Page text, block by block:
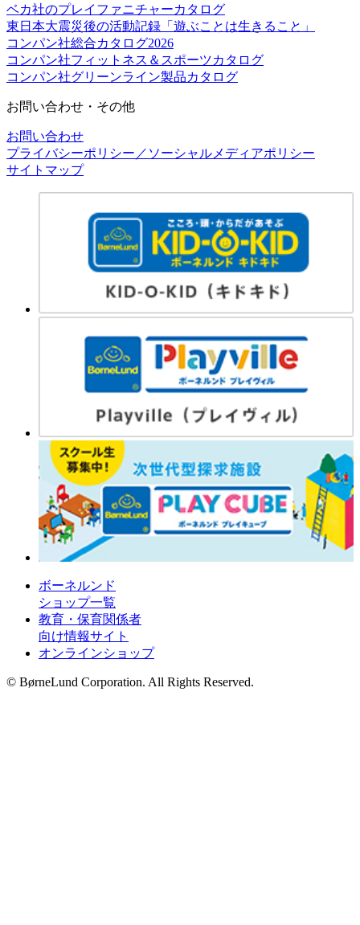
ベカ社のプレイファニチャーカタログ
東日本大震災後の活動記録「遊ぶことは生きること」
コンパン社総合カタログ2026
コンパン社フィットネス＆スポーツカタログ
コンパン社グリーンライン製品カタログ
お問い合わせ・その他
お問い合わせ
プライバシーポリシー／ソーシャルメディアポリシー
サイトマップ
ボーネルンド
ショップ一覧
教育・保育関係者
向け情報サイト
オンラインショップ
© BørneLund Corporation. All Rights Reserved.